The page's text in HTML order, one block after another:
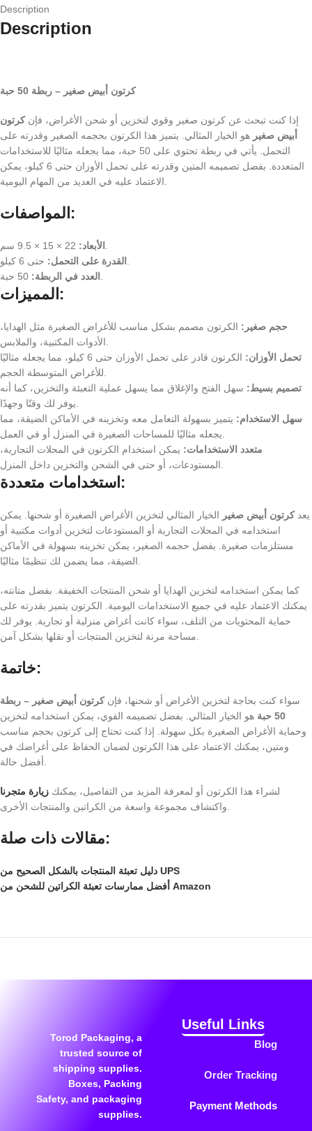
Description
Description
كرتون أبيض صغير – ربطة 50 حبة
إذا كنت تبحث عن كرتون صغير وقوي لتخزين أو شحن الأغراض، فإنكرتون
أبيض صغير هو الخيار المثالي. يتميز هذا الكرتون بحجمه الصغير وقدرته على
التحمل. يأتي في ربطة تحتوي على 50 حبة، مما يجعله مثاليًا للاستخدامات
المتعددة. بفضل تصميمه المتين وقدرته على تحمل الأوزان حتى 6 كيلو، يمكن
المواصفات:
الأبعاد:
القدرة على التحمل:
العدد في الربطة:
المميزات:
حجم صغير: الكرتون مصمم بشكل مناسب للأغراض الصغيرة مثل الهدايا،
تحمل الأوزان:
الكرتون قادر على تحمل الأوزان حتى 6 كيلو، مما يجعله مثاليًا
تصميم بسيط: سهل الفتح والإغلاق مما يسهل عملية التعبئة والتخزين، كما أنه
سهل الاستخدام: يتميز بسهولة التعامل معه وتخزينه في الأماكن الضيقة، مما
متعدد الاستخدامات: يمكن استخدام الكرتون في المحلات التجارية،
استخدامات متعددة:
يعدكرتون أبيض صغير الخيار المثالي لتخزين الأغراض الصغيرة أو شحنها. يمكن
استخدامه في المحلات التجارية أو المستودعات لتخزين أدوات مكتبية أو
مستلزمات صغيرة. بفضل حجمه الصغير، يمكن تخزينه بسهولة في الأماكن
كما يمكن استخدامه لتخزين الهدايا أو شحن المنتجات الخفيفة. بفضل متانته،
يمكنك الاعتماد عليه في جميع الاستخدامات اليومية. الكرتون يتميز بقدرته على
حماية المحتويات من التلف، سواء كانت أغراض منزلية أو تجارية. يوفر لك
خاتمة:
سواء كنت بحاجة لتخزين الأغراض أو شحنها، فإنكرتون أبيض صغير – ربطة
50 حبة
هو الخيار المثالي. بفضل تصميمه القوي، يمكن استخدامه لتخزين
وحماية الأغراض الصغيرة بكل سهولة. إذا كنت تحتاج إلى كرتون بحجم مناسب
ومتين، يمكنك الاعتماد على هذا الكرتون لضمان الحفاظ على أغراضك في
لشراء هذا الكرتون أو لمعرفة المزيد من التفاصيل، يمكنك زيارة متجرنا
مقالات ذات صلة:
دليل تعبئة المنتجات بالشكل الصحيح من UPS
أفضل ممارسات تعبئة الكراتين للشحن من Amazon
Torod Packaging, a
trusted source of
shipping supplies.
Boxes, Packing
Safety, and packaging
supplies.
Useful Links
Blog
Order Tracking
Payment Methods